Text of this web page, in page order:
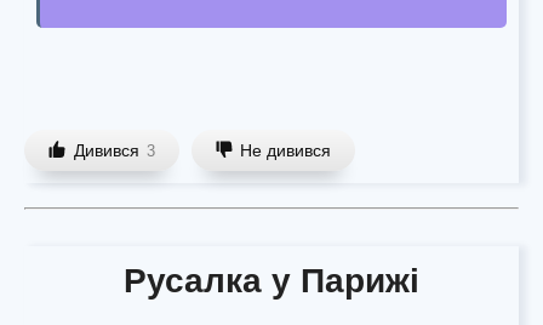
Дивився 3 Не дивився
Русалка у Парижі